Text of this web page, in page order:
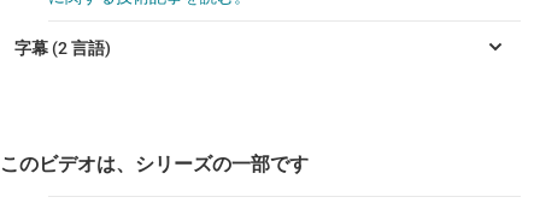
このビデオは、シリーズの一部です